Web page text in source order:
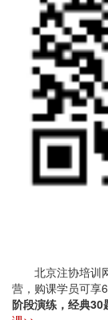
北京注协培训网
营，购课学员可享
阶段演练，经典30